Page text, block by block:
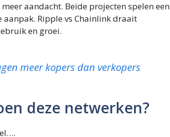
aandacht. Beide projecten spelen een
Ripple vs Chainlink draait
en groei.
meer kopers dan verkopers
deze netwerken?